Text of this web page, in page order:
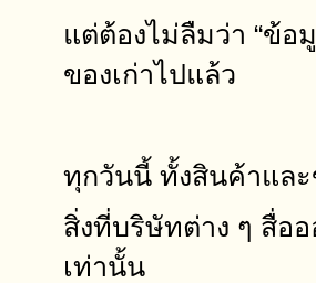
แต่ต้องไม่ลืมว่า “ข้อ
ของเก่าไปแล้ว
ทุกวันนี้ ทั้งสินค้าแล
สิ่งที่บริษัทต่าง ๆ สื่ออ
เท่านั้น